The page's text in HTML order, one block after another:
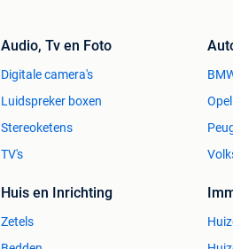
Audio, Tv en Foto
Digitale camera's
Luidspreker boxen
Stereoketens
TV's
Opel
Huis en Inrichting
Zetels